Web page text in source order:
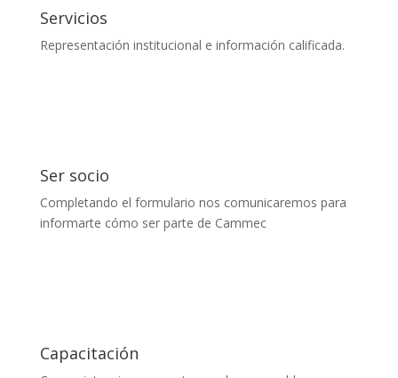
Servicios
Representación institucional e información calificada.
Ser socio
Completando el formulario nos comunicaremos para
informarte cómo ser parte de Cammec
Capacitación